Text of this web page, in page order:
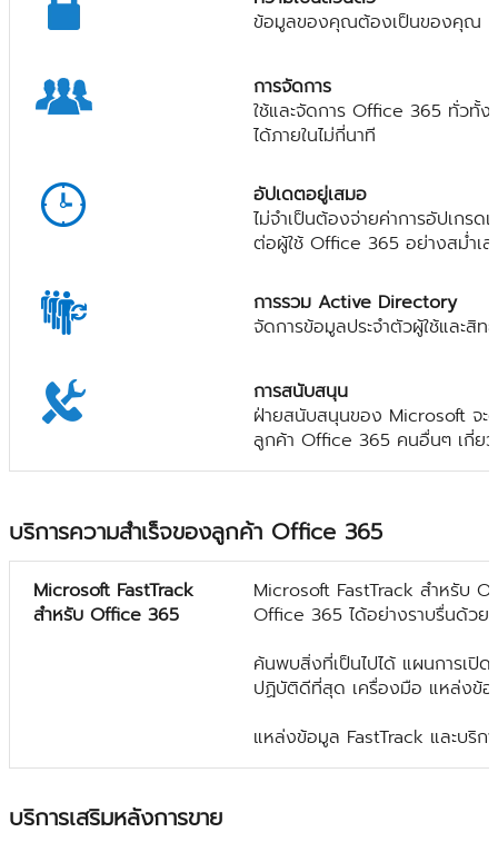
ข้อมูลของคุณต้องเป็นของคุณ เ
การจัดการ
ใช้และจัดการ Office 365 ทั่วทั้
ได้ภายในไม่กี่นาที
อัปเดตอยู่เสมอ
ไม่จำเป็นต้องจ่ายค่าการอัปเกร
ต่อผู้ใช้ Office 365 อย่างสม่ำเ
การรวม Active Directory
จัดการข้อมูลประจำตัวผู้ใช้และสิ
การสนับสนุน
ฝ่ายสนับสนุนของ Microsoft จะ
ลูกค้า Office 365 คนอื่นๆ เกี่ยว
บริการความสำเร็จของลูกค้า Office 365
Microsoft FastTrack
สำหรับ Office 365
Microsoft FastTrack สำหรับ
Office 365 ได้อย่างราบรื่นด้วย
ค้นพบสิ่งที่เป็นไปได้ แผนการเปิ
ปฏิบัติดีที่สุด เครื่องมือ แหล่งข้อ
แหล่งข้อมูล FastTrack และบริ
บริการเสริมหลังการขาย